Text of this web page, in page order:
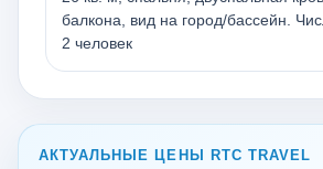
балкона, вид на город/бассейн.
2 человек
АКТУАЛЬНЫЕ ЦЕНЫ RTC TRAVEL